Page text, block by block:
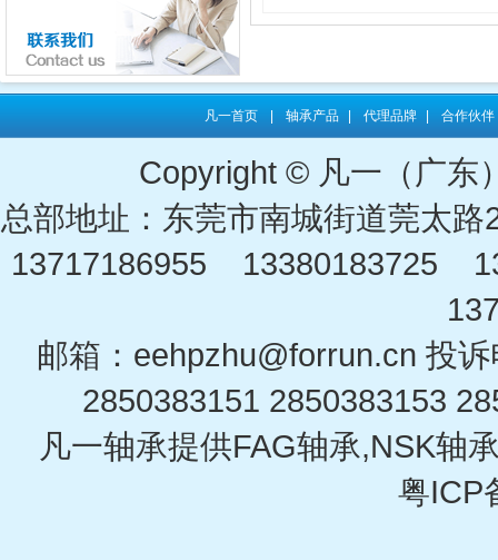
凡一首页 轴承产品 代理品牌 合作伙伴
Copyright © 凡一（广东
总部地址：东莞市南城街道莞太
13717186955 13380183725
邮箱：eehpzhu@for​run.cn 投
2850383151 2850383153
凡一轴承提供FAG轴承,NSK轴
粤ICP